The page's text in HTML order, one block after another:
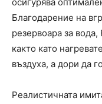
осигурява
Благодарение на
резервоара за
както като
въздуха, а дори да
Реалистичната